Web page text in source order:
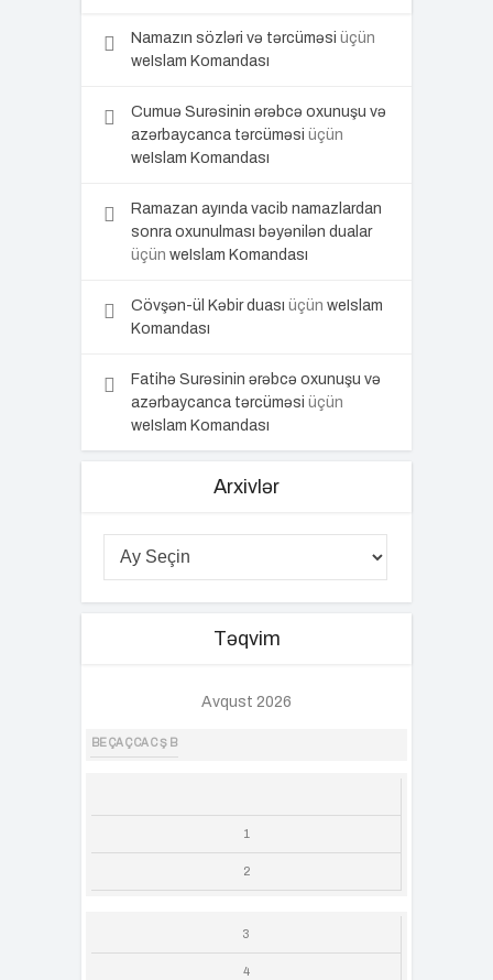
Namazın sözləri və tərcüməsi üçün
weIslam Komandası
Cumuə Surəsinin ərəbcə oxunuşu və
azərbaycanca tərcüməsi üçün
weIslam Komandası
Ramazan ayında vacib namazlardan
sonra oxunulması bəyənilən dualar
üçün weIslam Komandası
Cövşən-ül Kəbir duası üçün weIslam
Komandası
Fatihə Surəsinin ərəbcə oxunuşu və
azərbaycanca tərcüməsi üçün
weIslam Komandası
Arxivlər
Təqvim
Avqust 2026
BE ÇA Ç CA C Ş B
1
2
3
4